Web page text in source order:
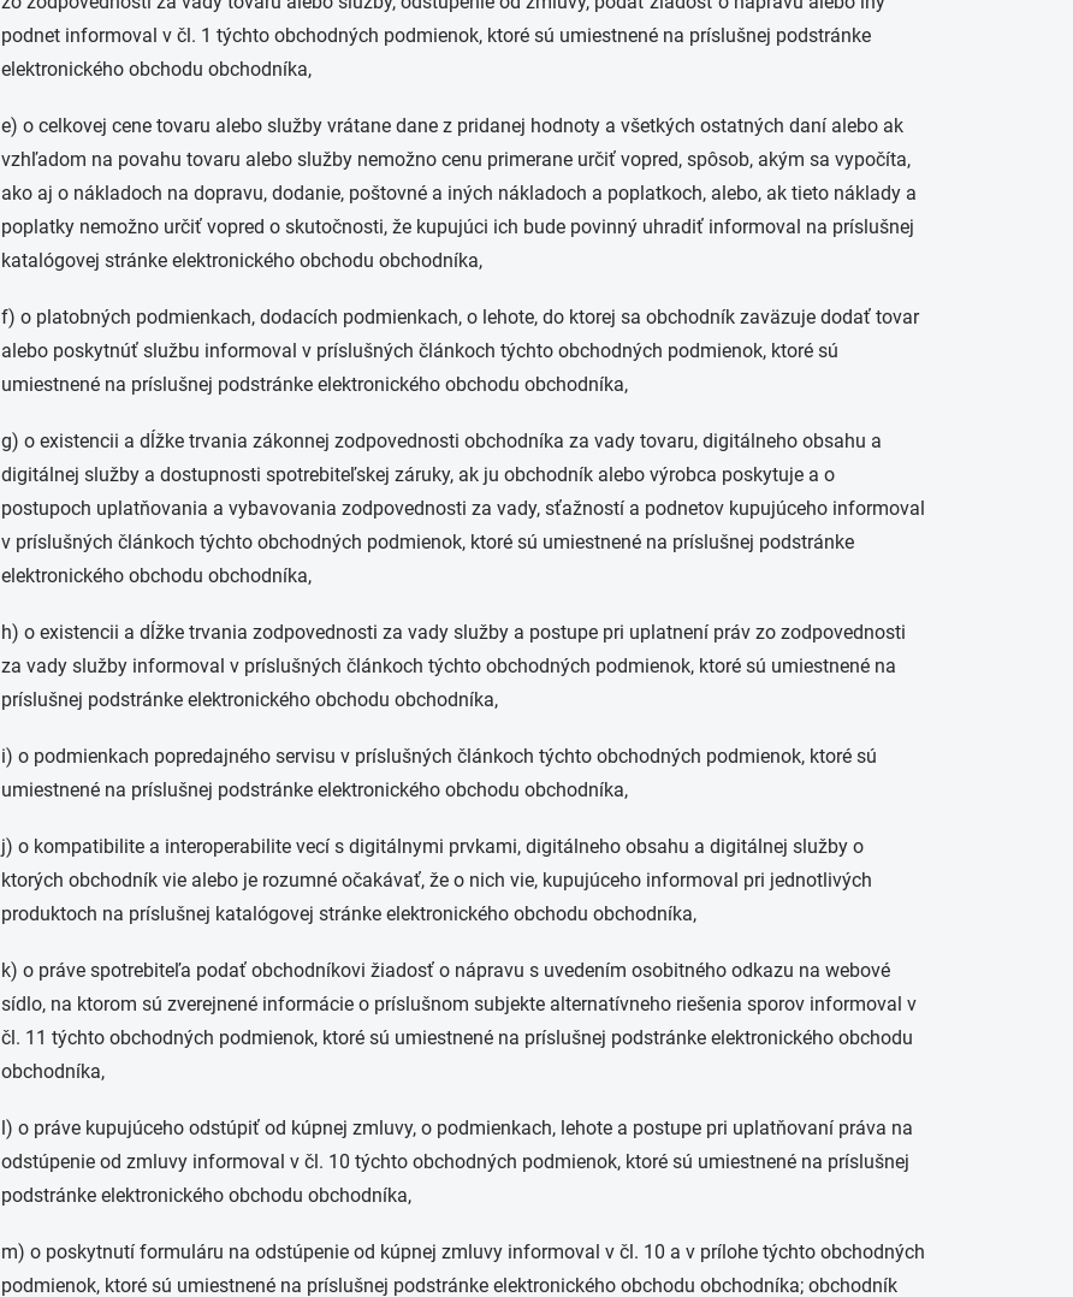
podnet informoval v čl. 1 týchto obchodných podmienok, ktoré sú umiestnené na príslušnej podstránke
elektronického obchodu obchodníka,
e) o celkovej cene tovaru alebo služby vrátane dane z pridanej hodnoty a všetkých ostatných daní alebo ak
vzhľadom na povahu tovaru alebo služby nemožno cenu primerane určiť vopred, spôsob, akým sa vypočíta,
ako aj o nákladoch na dopravu, dodanie, poštovné a iných nákladoch a poplatkoch, alebo, ak tieto náklady a
poplatky nemožno určiť vopred o skutočnosti, že kupujúci ich bude povinný uhradiť informoval na príslušnej
katalógovej stránke elektronického obchodu obchodníka,
f) o platobných podmienkach, dodacích podmienkach, o lehote, do ktorej sa obchodník zaväzuje dodať tovar
alebo poskytnúť službu informoval v príslušných článkoch týchto obchodných podmienok, ktoré sú
umiestnené na príslušnej podstránke elektronického obchodu obchodníka,
g) o existencii a dĺžke trvania zákonnej zodpovednosti obchodníka za vady tovaru, digitálneho obsahu a
digitálnej služby a dostupnosti spotrebiteľskej záruky, ak ju obchodník alebo výrobca poskytuje a o
postupoch uplatňovania a vybavovania zodpovednosti za vady, sťažností a podnetov kupujúceho informoval
v príslušných článkoch týchto obchodných podmienok, ktoré sú umiestnené na príslušnej podstránke
elektronického obchodu obchodníka,
h) o existencii a dĺžke trvania zodpovednosti za vady služby a postupe pri uplatnení práv zo zodpovednosti
za vady služby informoval v príslušných článkoch týchto obchodných podmienok, ktoré sú umiestnené na
príslušnej podstránke elektronického obchodu obchodníka,
i) o podmienkach popredajného servisu v príslušných článkoch týchto obchodných podmienok, ktoré sú
umiestnené na príslušnej podstránke elektronického obchodu obchodníka,
j) o kompatibilite a interoperabilite vecí s digitálnymi prvkami, digitálneho obsahu a digitálnej služby o
ktorých obchodník vie alebo je rozumné očakávať, že o nich vie, kupujúceho informoval pri jednotlivých
produktoch na príslušnej katalógovej stránke elektronického obchodu obchodníka,
k) o práve spotrebiteľa podať obchodníkovi žiadosť o nápravu s uvedením osobitného odkazu na webové
sídlo, na ktorom sú zverejnené informácie o príslušnom subjekte alternatívneho riešenia sporov informoval v
čl. 11 týchto obchodných podmienok, ktoré sú umiestnené na príslušnej podstránke elektronického obchodu
obchodníka,
l) o práve kupujúceho odstúpiť od kúpnej zmluvy, o podmienkach, lehote a postupe pri uplatňovaní práva na
odstúpenie od zmluvy informoval v čl. 10 týchto obchodných podmienok, ktoré sú umiestnené na príslušnej
podstránke elektronického obchodu obchodníka,
m) o poskytnutí formuláru na odstúpenie od kúpnej zmluvy informoval v čl. 10 a v prílohe týchto obchodných
podmienok, ktoré sú umiestnené na príslušnej podstránke elektronického obchodu obchodníka; obchodník